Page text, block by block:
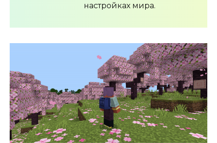
настройках мира.